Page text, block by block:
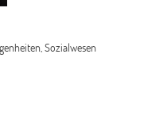
Sozialwesen